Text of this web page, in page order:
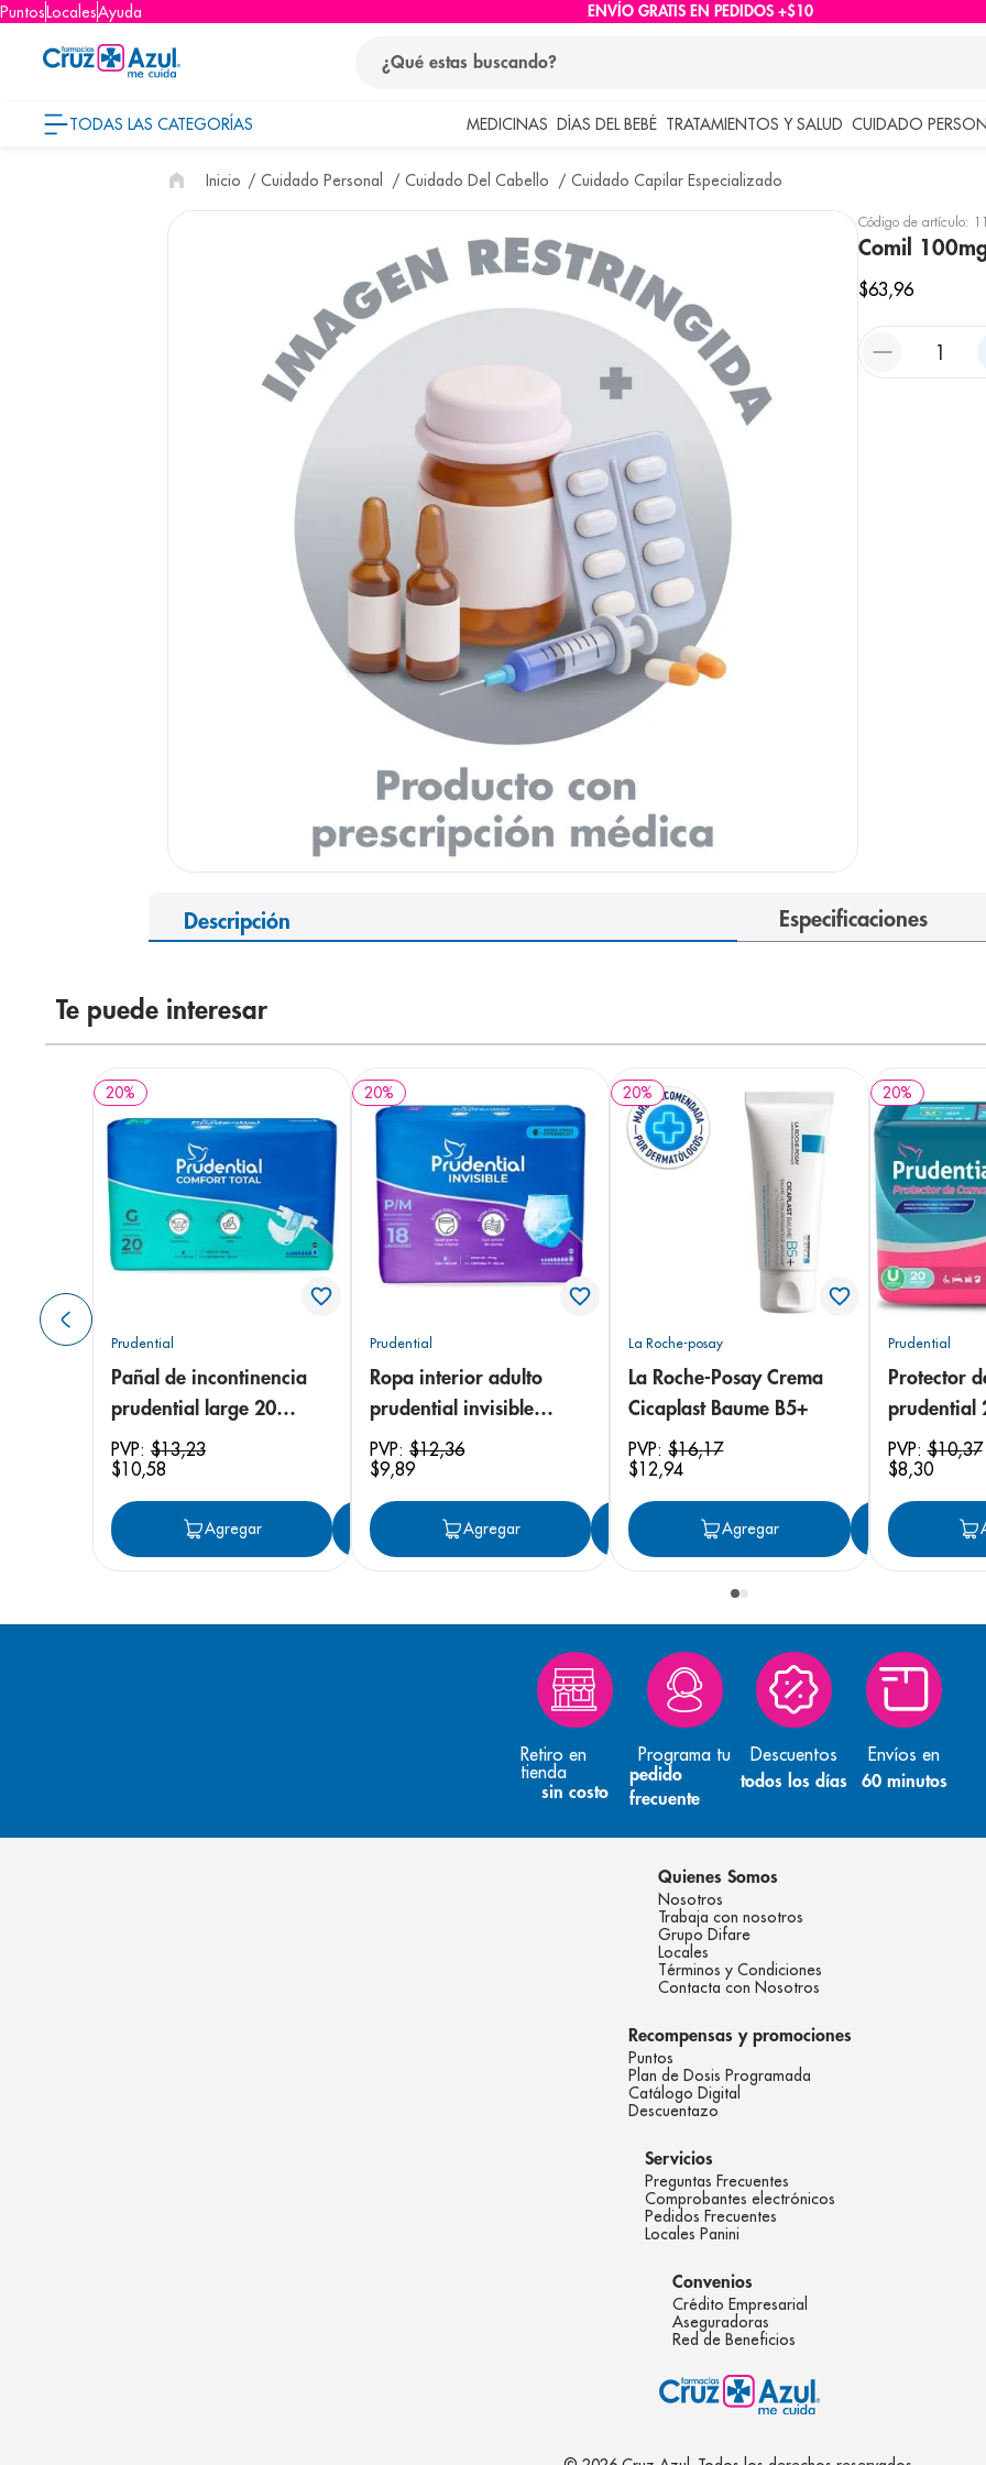
PuntosLocalesAyuda ENVÍO GRATIS EN PEDIDOS +$10
TODAS LAS CATEGORÍAS MEDICINAS DÍAS DEL BEBÉ TRATAMIENTOS Y SALUD CUIDADO
Cuidado Personal Cuidado Del Cabello Cuidado Capilar Especializado
Código de artículo:
Comil
$63,96
Descripción Especificaciones
Te puede interesar
20%
Prudential
Pañal de incontinencia
prudential large 20
unidades
PVP: $13,23
$10,58
Agregar Agregar
20%
Prudential
Ropa interior adulto
prudential invisible
small/medium 18
unidades
PVP:$12,36
$9,89
Agregar Agregar
20%
La Roche-posay
La Roche-Posay Crema
Cicaplast Baume B5+
PVP:$16,17
$12,94
Agregar
20%
Prudential
Protector
prudential
PVP:$10,37
$8,30
Retiro en
tienda
sin costo
Programa tu
pedido
frecuente
Descuentos
todos los días
Envíos en
60 minutos
Quienes Somos
Nosotros
Trabaja con nosotros
Grupo Difare
Locales
Términos y Condiciones
Contacta con Nosotros
Recompensas y promociones
Puntos
Plan de Dosis Programada
Catálogo Digital
Descuentazo
Servicios
Preguntas Frecuentes
Comprobantes electrónicos
Pedidos Frecuentes
Locales Panini
Convenios
Crédito Empresarial
Aseguradoras
Red de Beneficios
términos más buscados
. protector solar
3. eucerin
4
5
bioderma
shampoo
desodorante
pediasure
panolini